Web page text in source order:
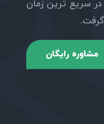
سریع ترین زمان
مشاوره رایگان